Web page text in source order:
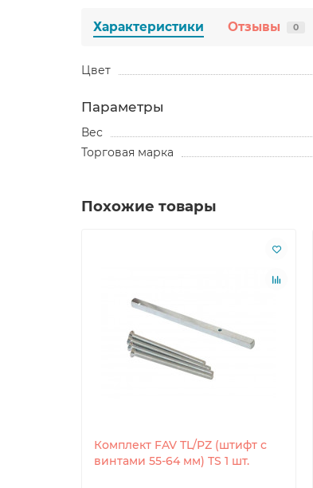
Характеристики Отзывы 0
Цвет
Параметры
Вес
Торговая марка
Похожие товары
Комплект FAV TL/PZ (штифт с
винтами 55-64 мм) TS 1 шт.